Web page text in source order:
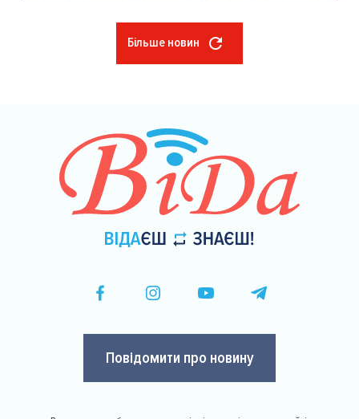
Більше новин
Повідомити про новину